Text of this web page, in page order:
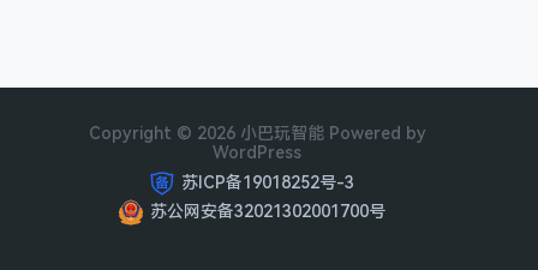
Copyright © 2026 小巴玩智能 Powered by
WordPress
苏ICP备19018252号-3
苏公网安备32021302001700号